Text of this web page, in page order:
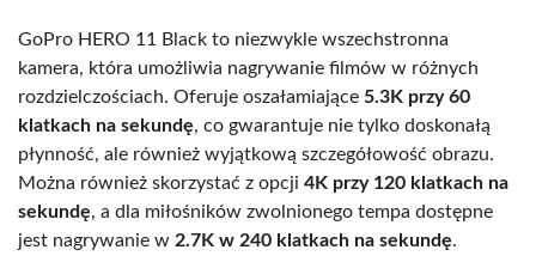
GoPro HERO 11 Black to niezwykle wszechstronna
kamera, która umożliwia nagrywanie filmów w różnych
rozdzielczościach. Oferuje oszałamiające 5.3K przy 60
klatkach na sekundę, co gwarantuje nie tylko doskonałą
płynność, ale również wyjątkową szczegółowość obrazu.
Można również skorzystać z opcji 4K przy 120 klatkach na
sekundę, a dla miłośników zwolnionego tempa dostępne
jest nagrywanie w 2.7K w 240 klatkach na sekundę.